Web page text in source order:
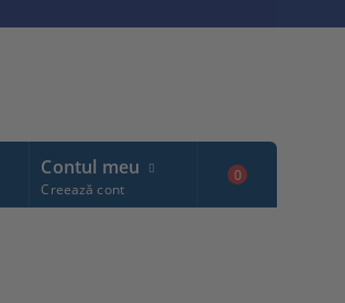
Contul meu
Creează cont
0